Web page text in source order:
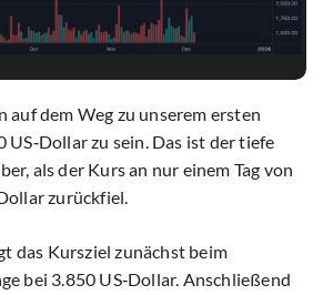
auf dem Weg zu unserem ersten
US‑Dollar zu sein. Das ist der tiefe
als der Kurs an nur einem Tag von
zurückfiel.
das Kursziel zunächst beim
bei 3.850 US‑Dollar. Anschließend